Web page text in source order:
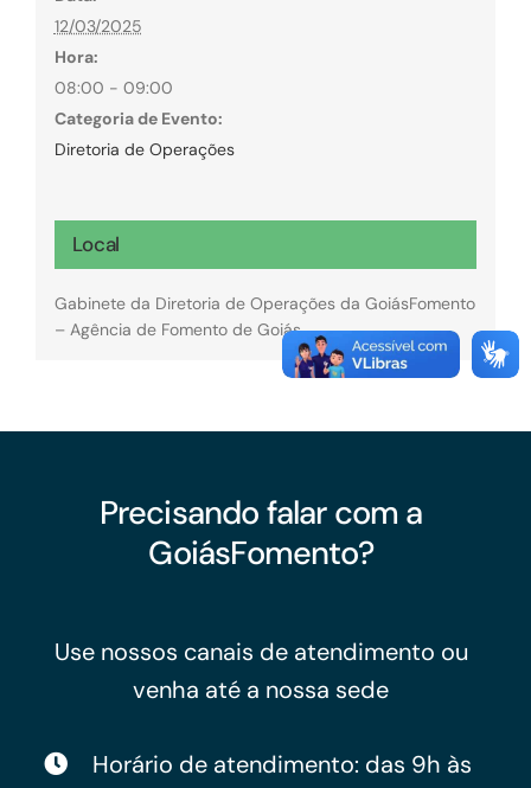
12/03/2025
Hora:
08:00 - 09:00
Categoria de Evento:
Diretoria de Operações
Local
Gabinete da Diretoria de Operações da GoiásFomento
– Agência de Fomento de Goiás.
Precisando falar com a
GoiásFomento?
Use nossos canais de atendimento ou
venha até a nossa sede
Horário de atendimento: das 9h às